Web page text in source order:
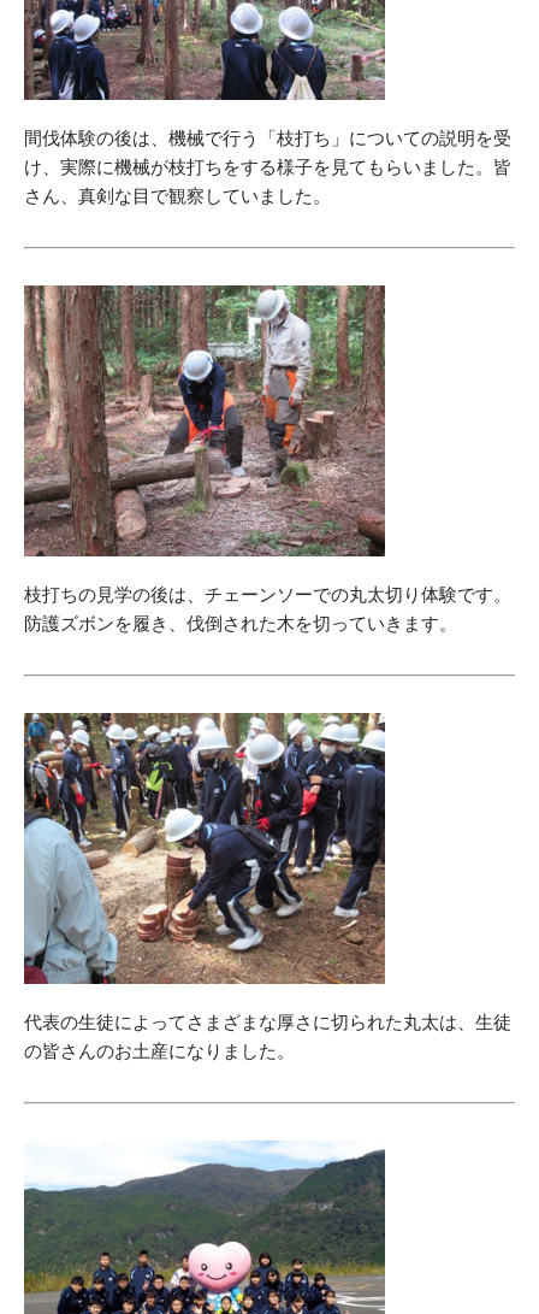
間伐体験の後は、機械で行う「枝打ち」についての説明を受
け、実際に機械が枝打ちをする様子を見てもらいました。皆
さん、真剣な目で観察していました。
枝打ちの見学の後は、チェーンソーでの丸太切り体験です。
防護ズボンを履き、伐倒された木を切っていきます。
代表の生徒によってさまざまな厚さに切られた丸太は、生徒
の皆さんのお土産になりました。